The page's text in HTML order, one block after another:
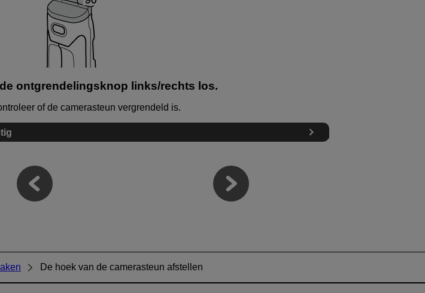
ontgrendelingsknop links/rechts los.
of de camerasteun vergrendeld is.
De hoek van de camerasteun afstellen